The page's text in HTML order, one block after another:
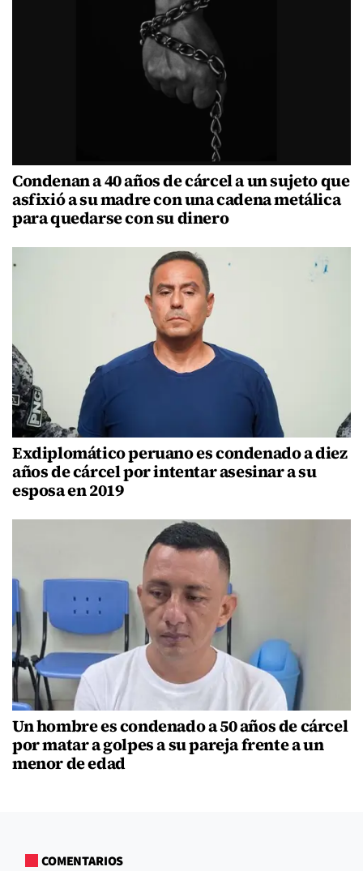
Condenan a 40 años de cárcel a un sujeto que
asfixió a su madre con una cadena metálica
para quedarse con su dinero
Exdiplomático peruano es condenado a diez
años de cárcel por intentar asesinar a su
esposa en 2019
Un hombre es condenado a 50 años de cárcel
por matar a golpes a su pareja frente a un
menor de edad
COMENTARIOS